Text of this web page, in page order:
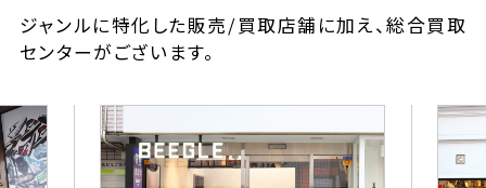
ジャンルに特化した販売/買取店舗に加え、総合買取
センターがございます。